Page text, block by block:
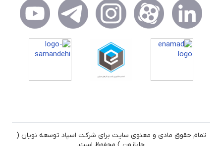
تمام حقوق مادی و معنوی سایت برای شرکت اسپاد توسعه نویان (